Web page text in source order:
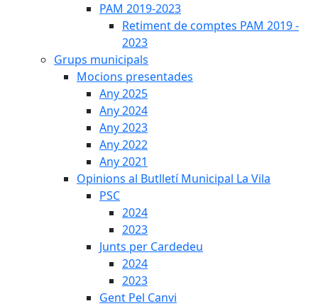
PAM 2019-2023
Retiment de comptes PAM 2019 -
2023
Grups municipals
Mocions presentades
Any 2025
Any 2024
Any 2023
Any 2022
Any 2021
Opinions al Butlletí Municipal La Vila
PSC
2024
2023
Junts per Cardedeu
2024
2023
Gent Pel Canvi